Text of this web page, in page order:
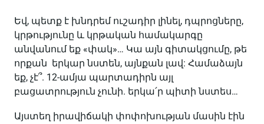
Եվ, պետք է խնդրեմ ուշադիր լինել, դպրոցները,
կրթությունը և կրթական համակարգը
անվանում եք «փակ»… Կա այն գիտակցումը, թե
որքան երկար նստեն, այնքան լավ: Համաձայն
եք, չէ՞. 12-ամյա պարտադիրն այլ
բացատրություն չունի. երկա՛ր պիտի նստես…
Այստեղ իրավիճակի փոփոխության մասին էին